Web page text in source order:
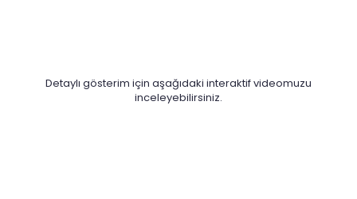
Detaylı gösterim için aşağıdaki interaktif videomuzu
inceleyebilirsiniz.